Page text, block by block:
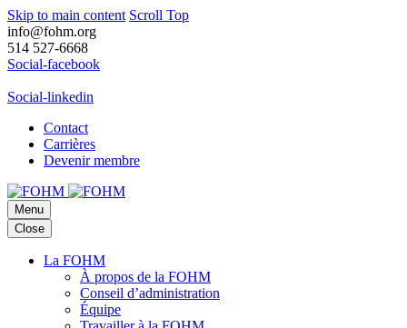
Skip to main content Scroll Top
info@fohm.org
514 527-6668
Social-facebook
Social-linkedin
Contact
Carrières
Devenir membre
Menu
Close
La FOHM
À propos de la FOHM
Conseil d’administration
Équipe